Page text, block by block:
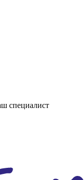
специалист